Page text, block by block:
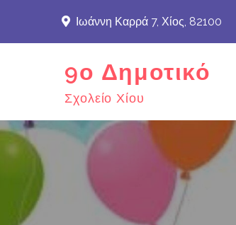
Ιωάννη Καρρά 7, Χίος, 82100
9ο Δημοτικό
Σχολείο Χίου